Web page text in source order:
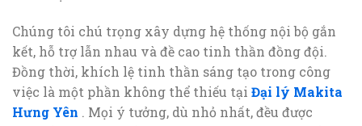
Chúng tôi chú trọng xây dựng hệ thống nội bộ gắn
kết, hỗ trợ lẫn nhau và đề cao tinh thần đồng đội.
Đồng thời, khích lệ tinh thần sáng tạo trong công
việc là một phần không thể thiếu tại Đại lý Makita
Hưng Yên . Mọi ý tưởng, dù nhỏ nhất, đều được